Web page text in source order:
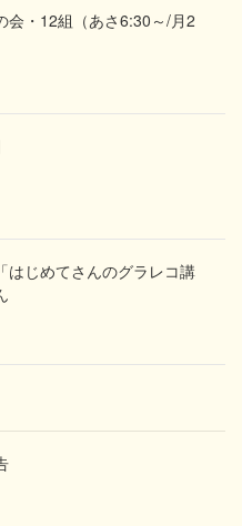
会・12組（あさ6:30～/月2
はじめてさんのグラレコ講